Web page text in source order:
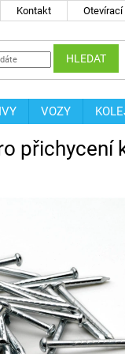
Kontakt Otevírací
HLEDAT
VOZY
přichycení